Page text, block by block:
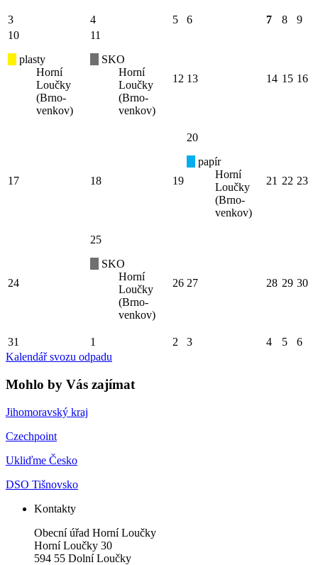
3 4 5 6 7 8
9
10
plasty
Horní
Loučky
(Brno-
venkov)
11
SKO
Horní
Loučky
(Brno-
venkov)
12 13 14 15 16
17 18 19
20
papír
Horní
Loučky
(Brno-
venkov)
21 22 23
24
25
SKO
Horní
Loučky
(Brno-
venkov)
26 27 28 29 30
31 1 2 3 4 5
6
Kalendář svozu odpadu
Mohlo by Vás zajímat
Jihomoravský kraj
Czechpoint
Ukliďme Česko
DSO Tišnovsko
Kontakty
Obecní úřad Horní Loučky
Horní Loučky 30
594 55 Dolní Loučky